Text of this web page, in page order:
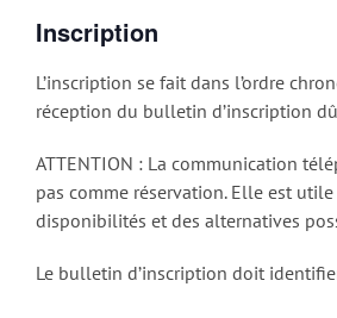
Inscription
L’inscription se fait dans l’ordre
réception du bulletin d’inscription
ATTENTION : La communication
pas comme réservation. Elle est
disponibilités et des alternatives
Le bulletin d’inscription doit